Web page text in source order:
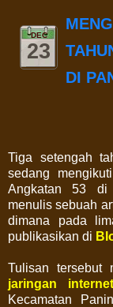
DEC
23
DI
Tiga setengah
sedang
Angkatan 53 di
menulis sebuah
dimana pada
publikasikan di
Tulisan tersebut
jaringan
Kecamatan